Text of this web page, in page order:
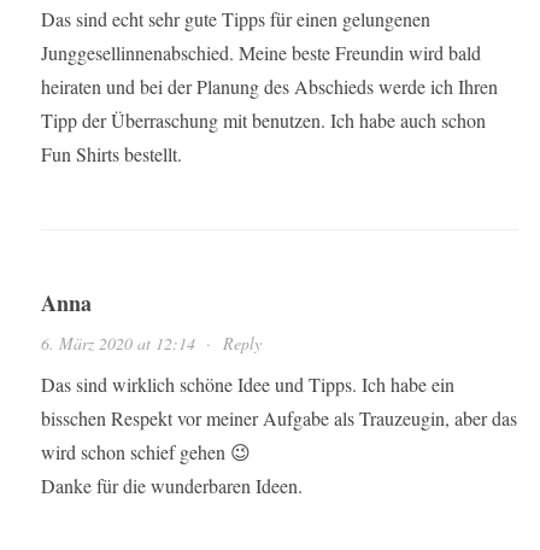
Das sind echt sehr gute Tipps für einen gelungenen
Junggesellinnenabschied. Meine beste Freundin wird bald
heiraten und bei der Planung des Abschieds werde ich Ihren
Tipp der Überraschung mit benutzen. Ich habe auch schon
Fun Shirts bestellt.
Anna
6. März 2020 at 12:14· Reply
Das sind wirklich schöne Idee und Tipps. Ich habe ein
bisschen Respekt vor meiner Aufgabe als Trauzeugin, aber das
wird schon schief gehen 😉
Danke für die wunderbaren Ideen.